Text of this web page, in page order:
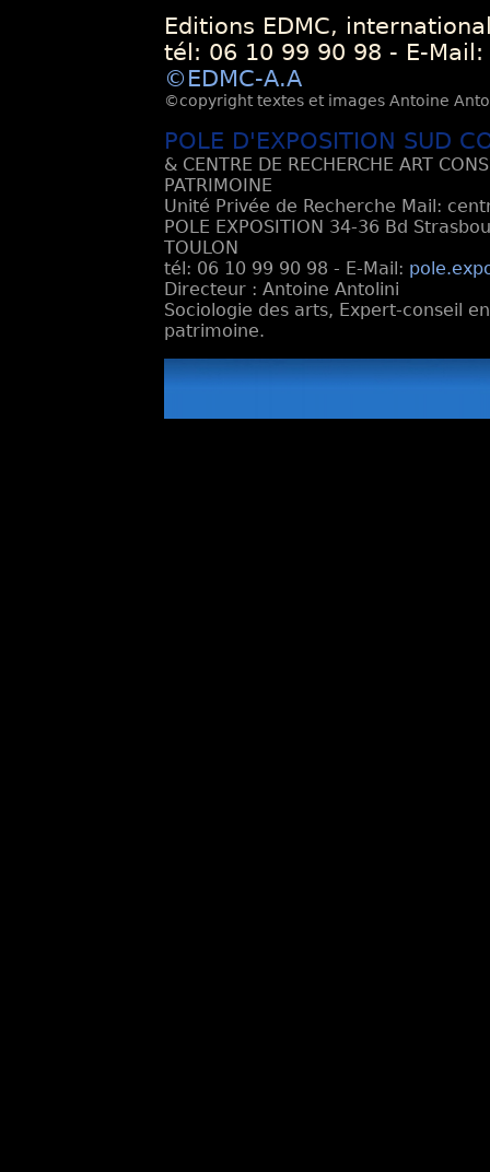
Editions EDMC,
tél: 06 10 99 90 98 - E-Mail:
©EDMC-A.A
©copyright textes et images Antoine
POLE D'EXPOSITION SUD
& CENTRE DE RECHERCHE ART
PATRIMOINE
Unité Privée de Recherche Mail:
POLE EXPOSITION 34-36 Bd
TOULON
tél: 06 10 99 90 98 - E-Mail:
Directeur : Antoine Antolini
Sociologie des arts, Expert-conseil
patrimoine.